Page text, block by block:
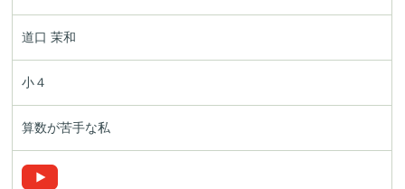
道口 茉和
小４
算数が苦手な私